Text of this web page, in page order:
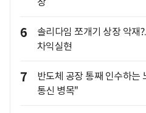
6
솔리다임 쪼개기 상장 악재
차익실현
7
반도체 공장 통째 인수하
통신 병목"